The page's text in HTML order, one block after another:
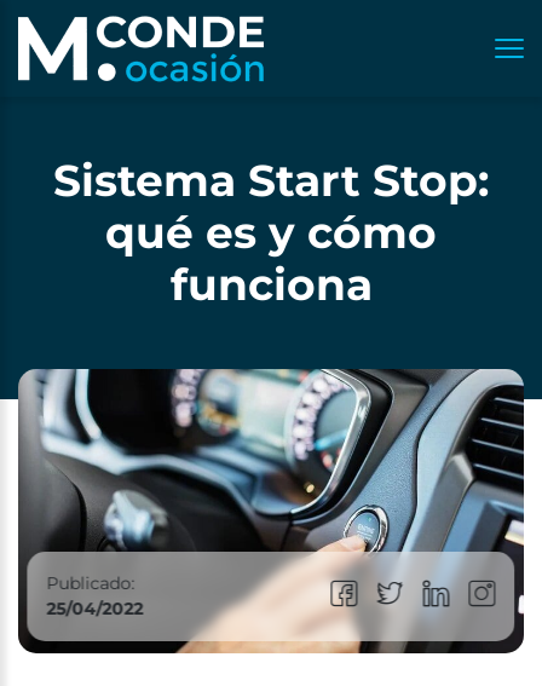
Sistema Start Stop:
qué es y cómo
funciona
Publicado:
25/04/2022